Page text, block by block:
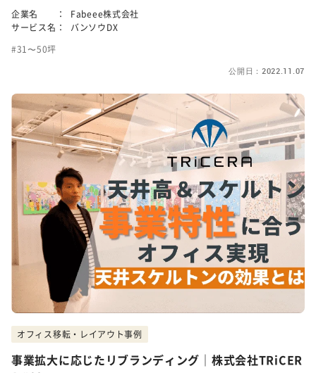
企業名 ：
Fabeee株式会社
サービス名：
バンソウDX
31〜50坪
公開日：2022.11.07
オフィス移転・レイアウト事例
事業拡大に応じたリブランディング｜株式会社TRiCER